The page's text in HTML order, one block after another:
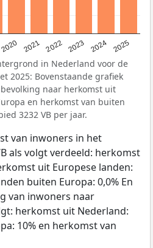
2020 2021 2022 2023 2024 2025
in Nederland voor de
2025: Bovenstaande grafiek
naar herkomst uit
en herkomst van buiten
3232 VB per jaar.
van inwoners in het
als volgt verdeeld: herkomst
uit Europese landen:
buiten Europa: 0,0% En
van inwoners naar
herkomst uit Nederland:
10% en herkomst van